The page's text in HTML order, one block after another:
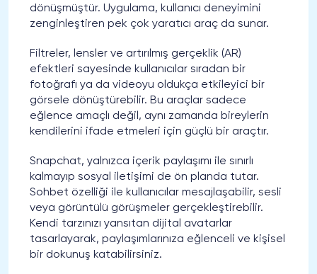
dönüşmüştür. Uygulama, kullanıcı deneyimini
zenginleştiren pek çok yaratıcı araç da sunar.
Filtreler, lensler ve artırılmış gerçeklik (AR)
efektleri sayesinde kullanıcılar sıradan bir
fotoğrafı ya da videoyu oldukça etkileyici bir
görsele dönüştürebilir. Bu araçlar sadece
eğlence amaçlı değil, aynı zamanda bireylerin
kendilerini ifade etmeleri için güçlü bir araçtır.
Snapchat, yalnızca içerik paylaşımı ile sınırlı
kalmayıp sosyal iletişimi de ön planda tutar.
Sohbet özelliği ile kullanıcılar mesajlaşabilir, sesli
veya görüntülü görüşmeler gerçekleştirebilir.
Kendi tarzınızı yansıtan dijital avatarlar
tasarlayarak, paylaşımlarınıza eğlenceli ve kişisel
bir dokunuş katabilirsiniz.